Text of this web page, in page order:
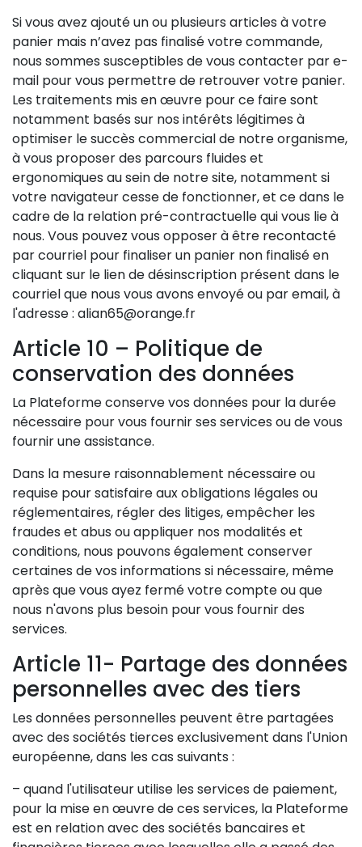
Si vous avez ajouté un ou plusieurs articles à votre
panier mais n’avez pas finalisé votre commande,
nous sommes susceptibles de vous contacter par e-
mail pour vous permettre de retrouver votre panier.
Les traitements mis en œuvre pour ce faire sont
notamment basés sur nos intérêts légitimes à
optimiser le succès commercial de notre organisme,
à vous proposer des parcours fluides et
ergonomiques au sein de notre site, notamment si
votre navigateur cesse de fonctionner, et ce dans le
cadre de la relation pré-contractuelle qui vous lie à
nous. Vous pouvez vous opposer à être recontacté
par courriel pour finaliser un panier non finalisé en
cliquant sur le lien de désinscription présent dans le
courriel que nous vous avons envoyé ou par email, à
l'adresse : alian65@orange.fr
Article 10 – Politique de
conservation des données
La Plateforme conserve vos données pour la durée
nécessaire pour vous fournir ses services ou de vous
fournir une assistance.
Dans la mesure raisonnablement nécessaire ou
requise pour satisfaire aux obligations légales ou
réglementaires, régler des litiges, empêcher les
fraudes et abus ou appliquer nos modalités et
conditions, nous pouvons également conserver
certaines de vos informations si nécessaire, même
après que vous ayez fermé votre compte ou que
nous n'avons plus besoin pour vous fournir des
services.
Article 11- Partage des données
personnelles avec des tiers
Les données personnelles peuvent être partagées
avec des sociétés tierces exclusivement dans l'Union
européenne, dans les cas suivants :
– quand l'utilisateur utilise les services de paiement,
pour la mise en œuvre de ces services, la Plateforme
est en relation avec des sociétés bancaires et